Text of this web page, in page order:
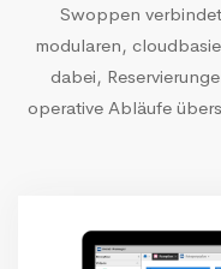
Swoppen
modularen,
dabei,
operative Abläufe